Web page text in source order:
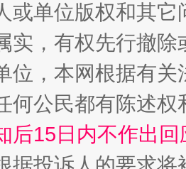
或单位版权和其它
实，有权先行撤
位，本网根据有
何公民都有陈述
后15日内不作出